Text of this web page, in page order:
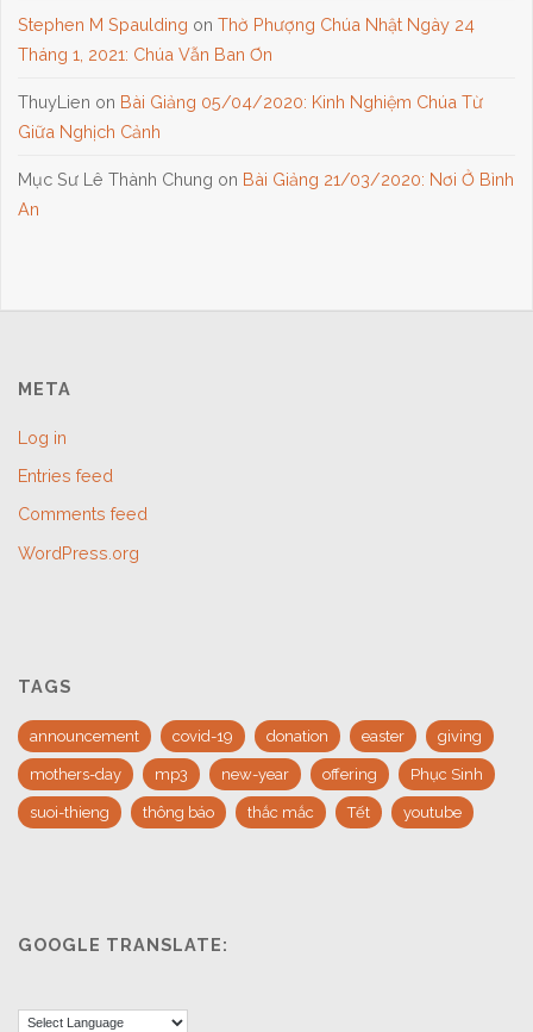
Stephen M Spaulding onThờ Phượng Chúa Nhật Ngày 24
Tháng 1, 2021: Chúa Vẫn Ban Ơn
ThuyLien on Bài Giảng 05/04/2020: Kinh Nghiệm Chúa Từ
Giữa Nghịch Cảnh
Mục Sư Lê Thành Chung on Bài Giảng 21/03/2020: Nơi Ở Bình
An
META
Log in
Entries feed
Comments feed
WordPress.org
TAGS
announcement covid-19 donation easter giving
mothers-day mp3 new-year offering Phục Sinh
suoi-thieng thông báo thắc mắc Tết youtube
GOOGLE TRANSLATE: